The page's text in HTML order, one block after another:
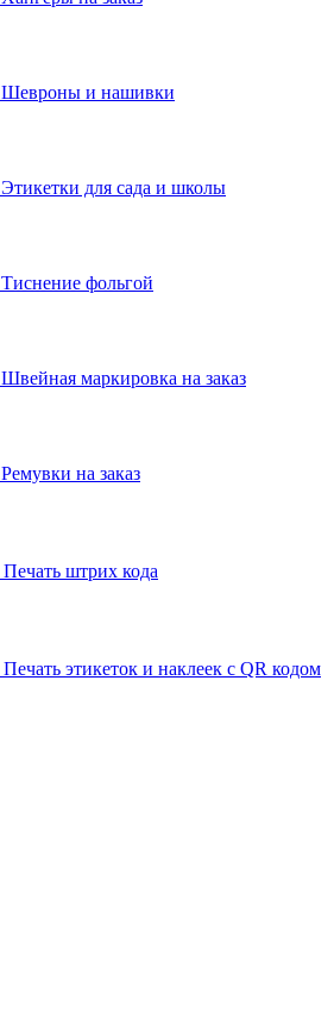
Шевроны и нашивки
Этикетки для сада и школы
Тиснение фольгой
Швейная маркировка на заказ
Ремувки на заказ
Печать штрих кода
Печать этикеток и наклеек с QR кодом